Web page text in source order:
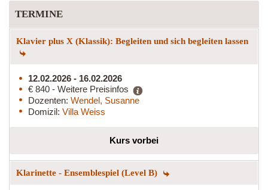
TERMINE
Klavier plus X (Klassik): Begleiten und sich begleiten lassen
12.02.2026 - 16.02.2026
€ 840 - Weitere Preisinfos
Dozenten: Wendel, Susanne
Domizil: Villa Weiss
Kurs vorbei
Klarinette - Ensemblespiel (Level B)